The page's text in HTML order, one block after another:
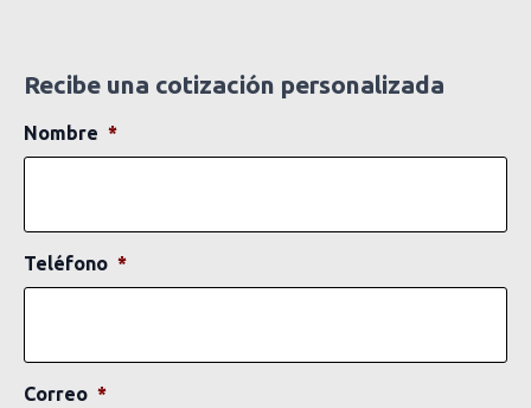
Recibe una cotización personalizada
Nombre *
Teléfono *
Correo *